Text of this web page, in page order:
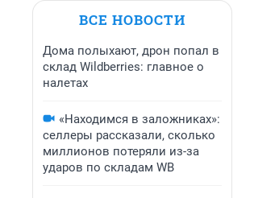
ВСЕ НОВОСТИ
Дома полыхают, дрон попал в
склад Wildberries: главное о
налетах
«Находимся в заложниках»:
селлеры рассказали, сколько
миллионов потеряли из-за
ударов по складам WB